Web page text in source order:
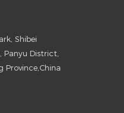
Shibei
Panyu District,
Province,China